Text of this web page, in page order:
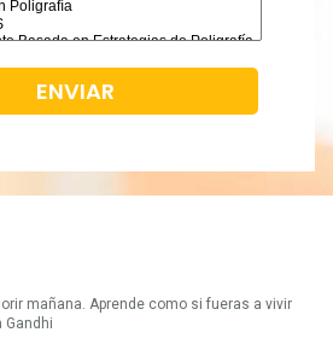
mañana. Aprende como si fueras a vivir
Gandhi